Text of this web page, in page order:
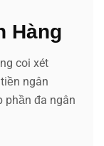
Hàng
coi xét
ngân
phần đa ngân